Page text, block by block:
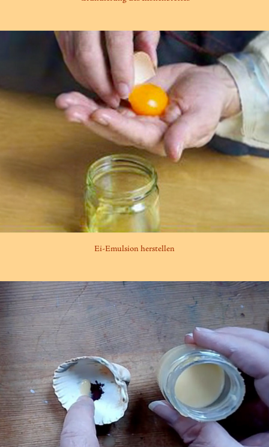
Ei-Emulsion herstellen